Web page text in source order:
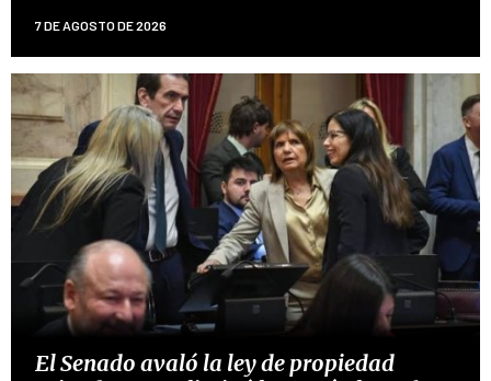
7 DE AGOSTO DE 2026
El Senado avaló la ley de propiedad